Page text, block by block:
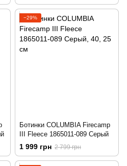
−29%
Ботинки COLUMBIA Firecamp
III Fleece 1865011-089 Серый
1 999 грн 2 799 грн